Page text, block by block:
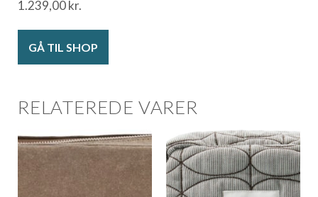
1.239,00kr.
GÅ TIL SHOP
RELATEREDE VARER